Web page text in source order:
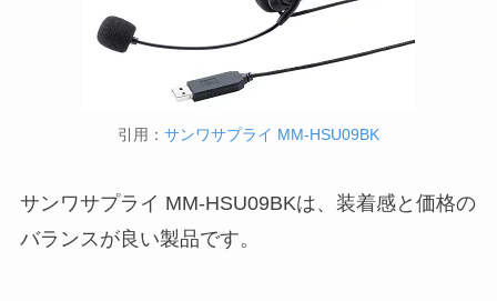
引用： サンワサプライ MM-HSU09BK
サンワサプライ MM-HSU09BKは、装着感と価格の
バランスが良い製品です。